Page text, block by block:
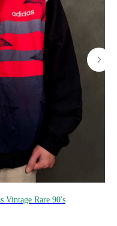
Vintage Rare 90's